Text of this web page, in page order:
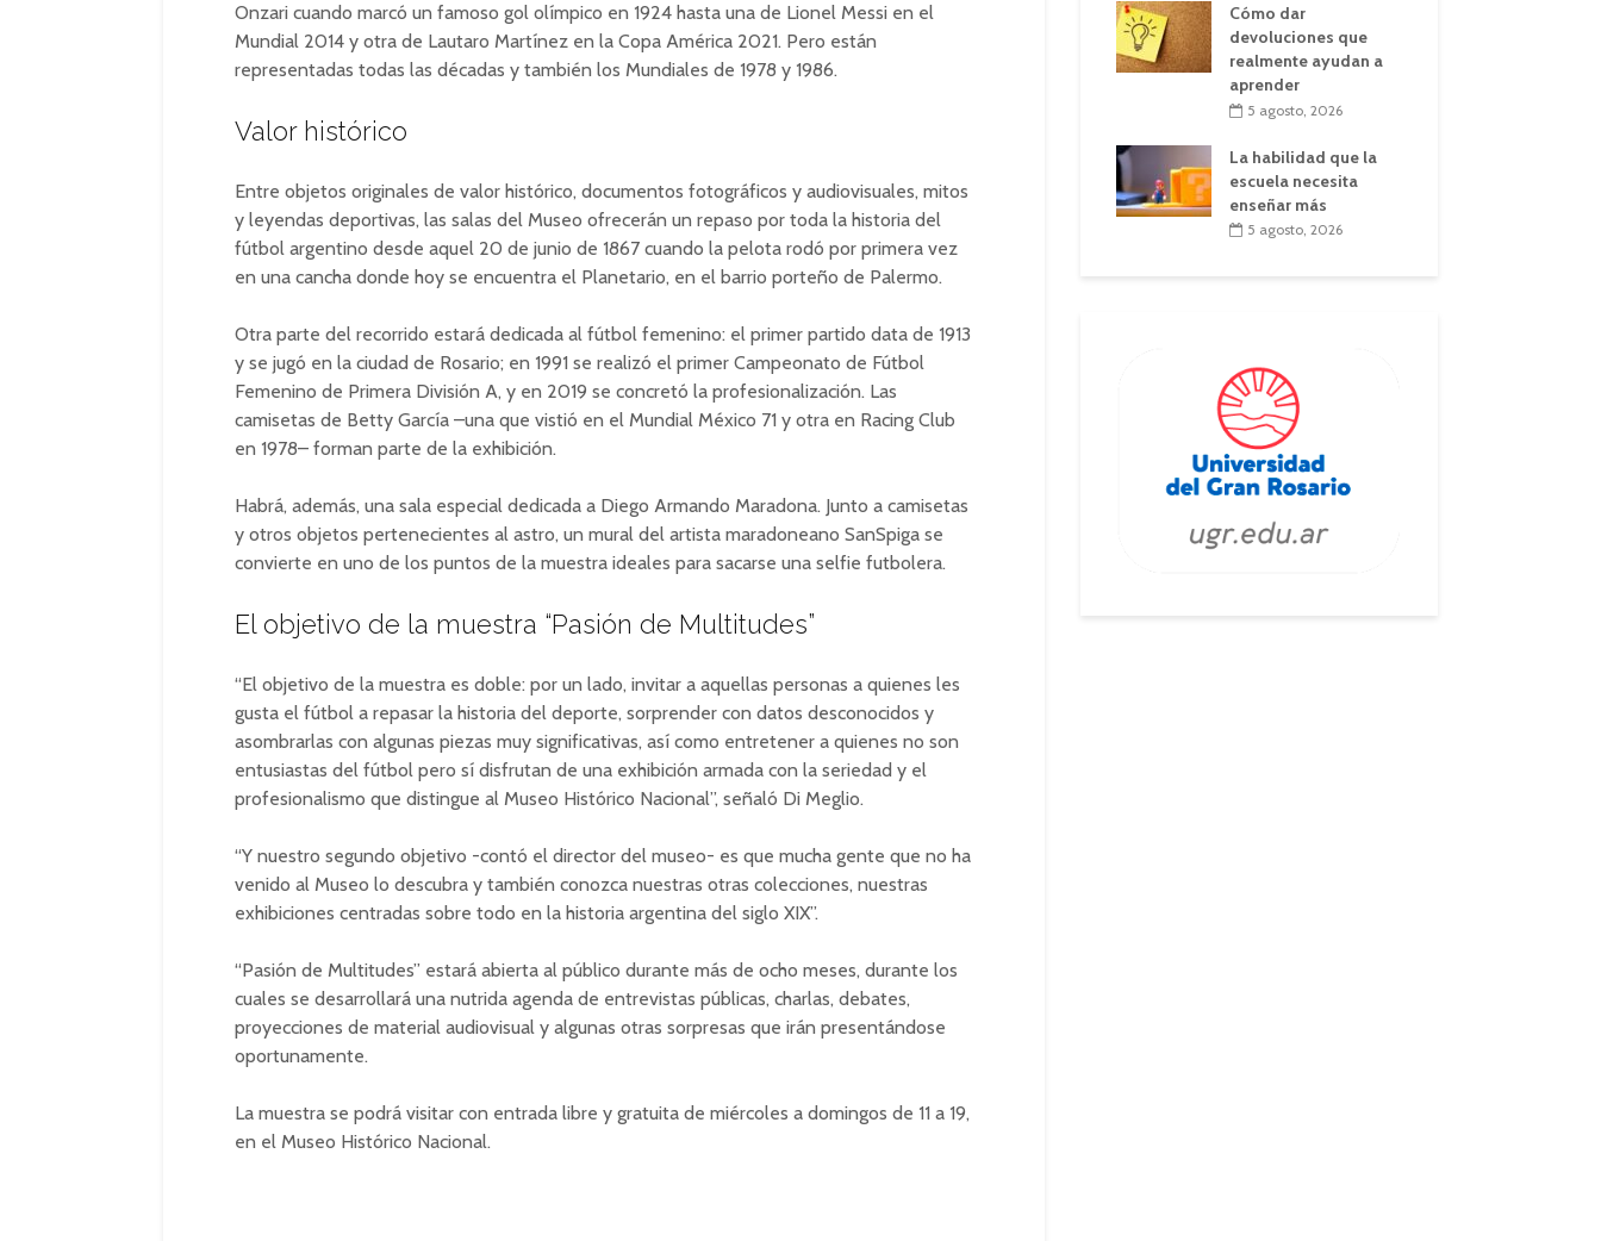
Onzari cuando marcó un famoso gol olímpico en 1924 hasta una de Lionel Messi en el
Mundial 2014 y otra de Lautaro Martínez en la Copa América 2021. Pero están
representadas todas las décadas y también los Mundiales de 1978 y 1986.
Valor histórico
Entre objetos originales de valor histórico, documentos fotográficos y audiovisuales, mitos
y leyendas deportivas, las salas del Museo ofrecerán un repaso por toda la historia del
fútbol argentino desde aquel 20 de junio de 1867 cuando la pelota rodó por primera vez
en una cancha donde hoy se encuentra el Planetario, en el barrio porteño de Palermo.
Otra parte del recorrido estará dedicada al fútbol femenino: el primer partido data de 1913
y se jugó en la ciudad de Rosario; en 1991 se realizó el primer Campeonato de Fútbol
Femenino de Primera División A, y en 2019 se concretó la profesionalización. Las
camisetas de Betty García –una que vistió en el Mundial México 71 y otra en Racing Club
en 1978– forman parte de la exhibición.
Habrá, además, una sala especial dedicada a Diego Armando Maradona. Junto a camisetas
y otros objetos pertenecientes al astro, un mural del artista maradoneano SanSpiga se
convierte en uno de los puntos de la muestra ideales para sacarse una selfie futbolera.
El objetivo de la muestra “Pasión de Multitudes”
“El objetivo de la muestra es doble: por un lado, invitar a aquellas personas a quienes les
gusta el fútbol a repasar la historia del deporte, sorprender con datos desconocidos y
asombrarlas con algunas piezas muy significativas, así como entretener a quienes no son
entusiastas del fútbol pero sí disfrutan de una exhibición armada con la seriedad y el
profesionalismo que distingue al Museo Histórico Nacional”, señaló Di Meglio.
“Y nuestro segundo objetivo -contó el director del museo- es que mucha gente que no ha
venido al Museo lo descubra y también conozca nuestras otras colecciones, nuestras
exhibiciones centradas sobre todo en la historia argentina del siglo XIX”.
“Pasión de Multitudes” estará abierta al público durante más de ocho meses, durante los
cuales se desarrollará una nutrida agenda de entrevistas públicas, charlas, debates,
proyecciones de material audiovisual y algunas otras sorpresas que irán presentándose
oportunamente.
La muestra se podrá visitar con entrada libre y gratuita de miércoles a domingos de 11 a 19,
en el Museo Histórico Nacional.
Cómo dar
devoluciones que
realmente ayudan a
aprender
5 agosto, 2026
La habilidad que la
escuela necesita
enseñar más
5 agosto, 2026